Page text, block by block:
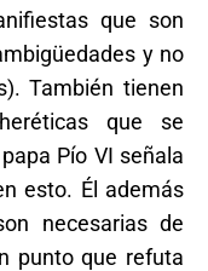
que son
y no
También tienen
que se
Pío VI señala
esto. Él además
necesarias de
punto que refuta